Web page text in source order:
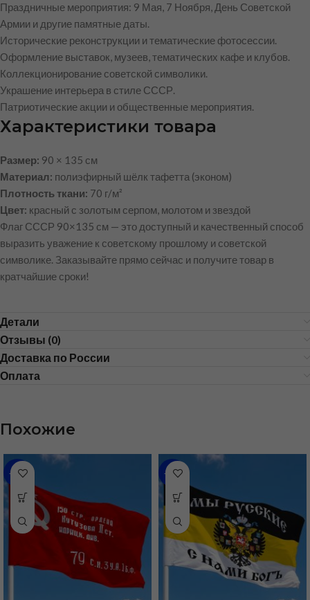
Праздничные мероприятия: 9 Мая, 7 Ноября, День Советской
Армии и другие памятные даты.
Исторические реконструкции и тематические фотосессии.
Оформление выставок, музеев, тематических кафе и клубов.
Коллекционирование советской символики.
Украшение интерьера в стиле СССР.
Патриотические акции и общественные мероприятия.
Характеристики товара
Размер: 90 × 135 см
Материал: полиэфирный шёлк тафетта (эконом)
Плотность ткани: 70 г/м²
Цвет: красный с золотым серпом, молотом и звездой
Флаг СССР 90×135 см — это доступный и качественный способ
выразить уважение к советскому прошлому и советской
символике. Заказывайте прямо сейчас и получите товар в
кратчайшие сроки!
Детали
Отзывы (0)
Доставка по России
Оплата
Похожие
-43% -48%